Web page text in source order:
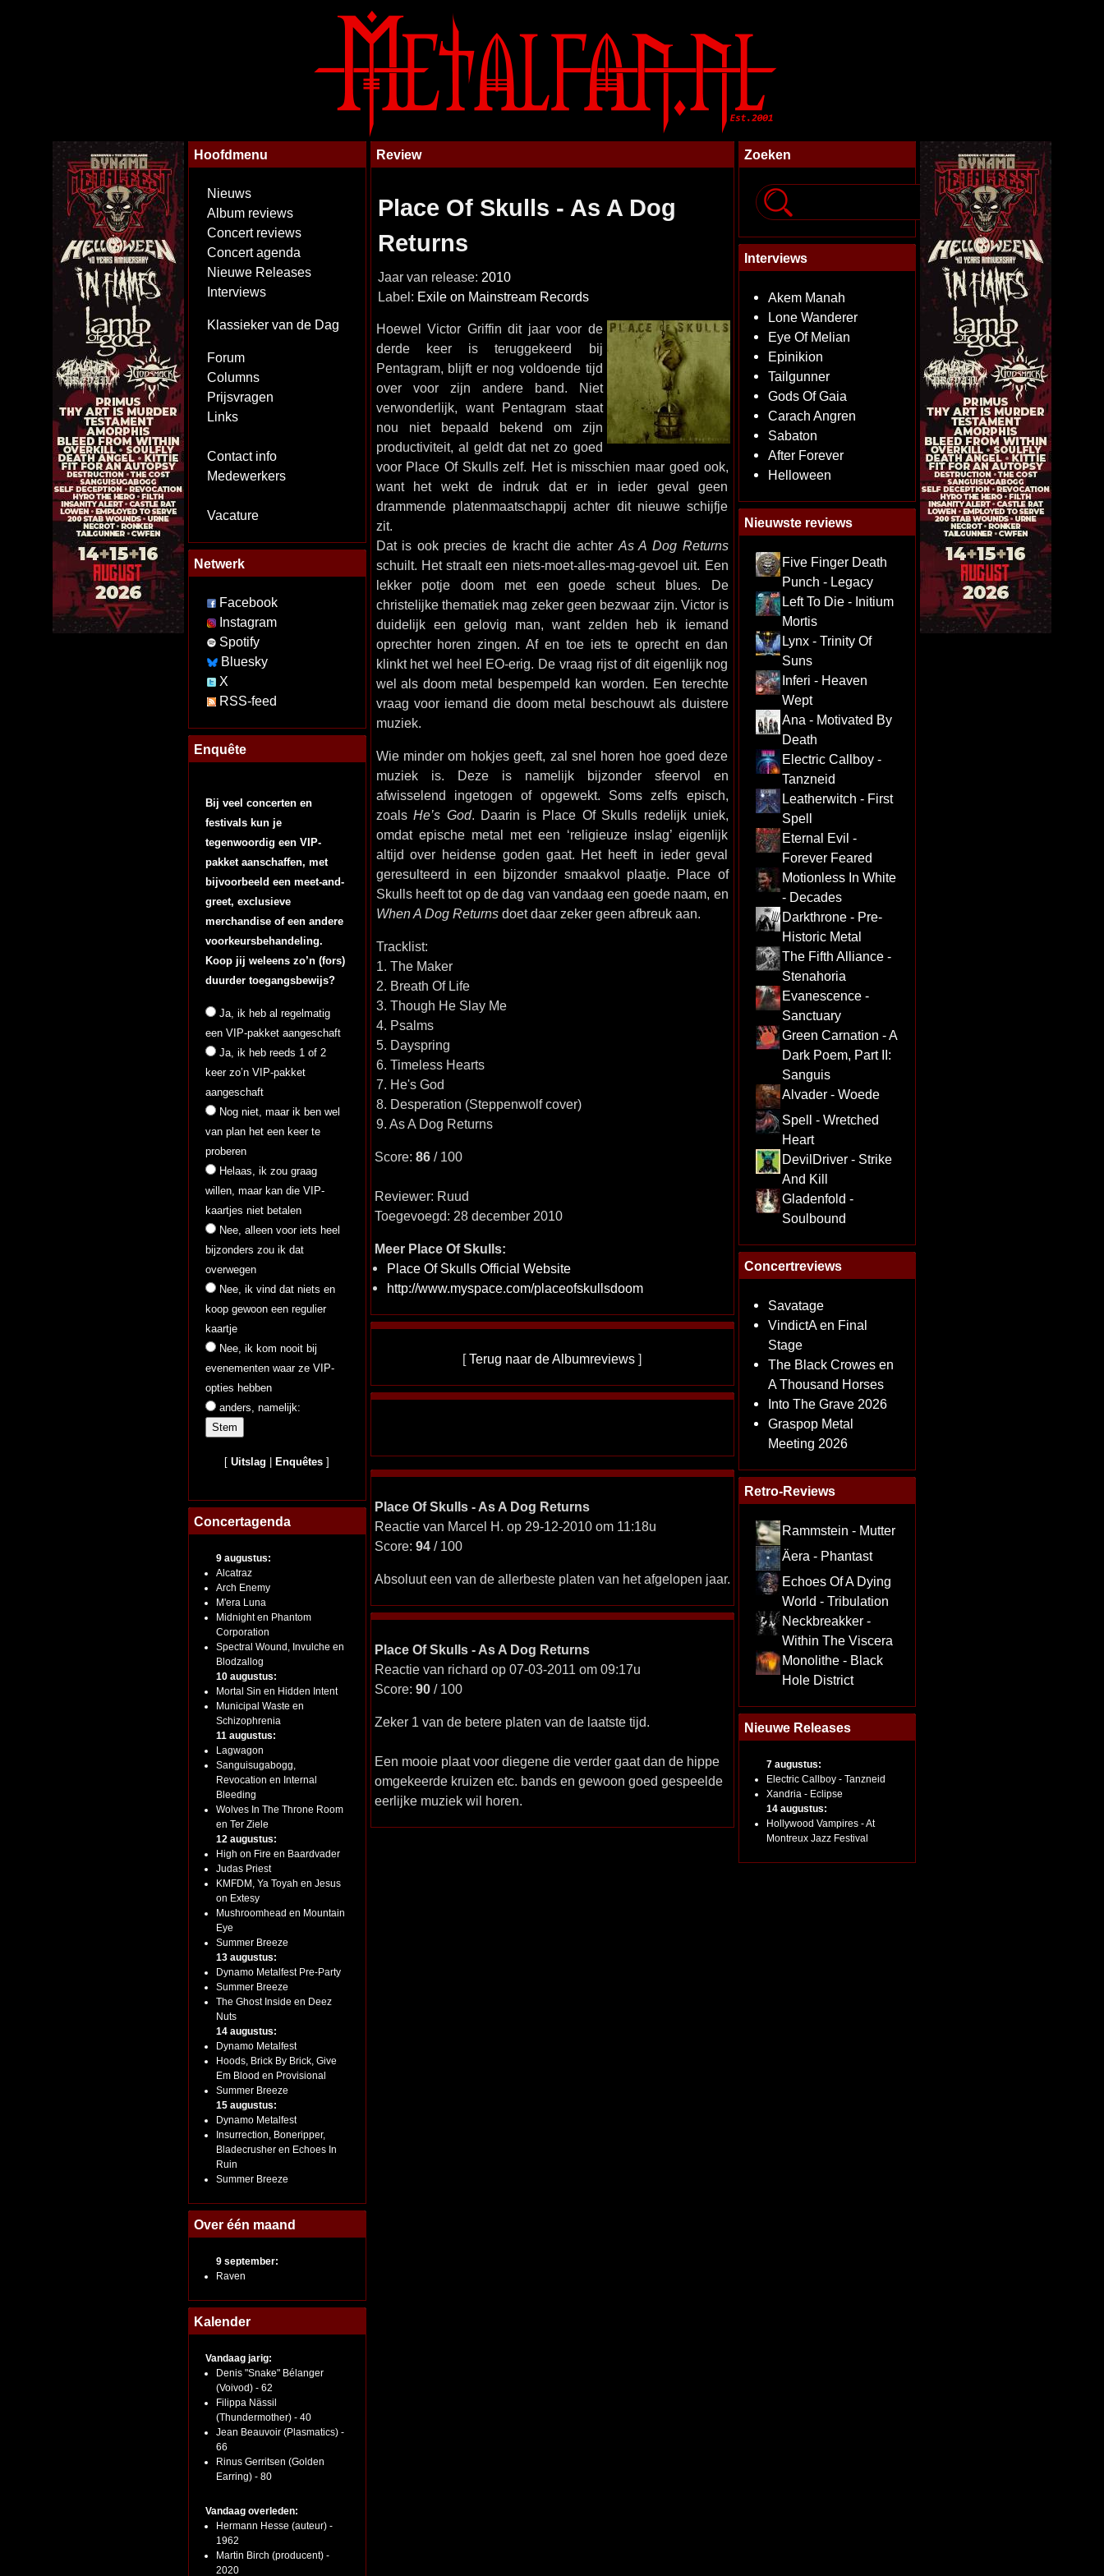
Hoofdmenu
Nieuws
Album reviews
Concert reviews
Concert agenda
Nieuwe Releases
Interviews
Klassieker van de Dag
Forum
Columns
Prijsvragen
Links
Contact info
Medewerkers
Vacature
Netwerk
Facebook
Instagram
Spotify
Bluesky
X
RSS-feed
Enquête
Bij veel concerten en
festivals kun je
tegenwoordig een VIP-
pakket aanschaffen, met
bijvoorbeeld een meet-and-
greet, exclusieve
merchandise of een andere
voorkeursbehandeling.
Koop jij weleens zo’n (fors)
duurder toegangsbewijs?
Ja, ik heb al regelmatig
een VIP-pakket aangeschaft
Ja, ik heb reeds 1 of 2
keer zo’n VIP-pakket
aangeschaft
Nog niet, maar ik ben wel
van plan het een keer te
proberen
Helaas, ik zou graag
willen, maar kan die VIP-
kaartjes niet betalen
Nee, alleen voor iets heel
bijzonders zou ik dat
overwegen
Nee, ik vind dat niets en
koop gewoon een regulier
kaartje
Nee, ik kom nooit bij
evenementen waar ze VIP-
opties hebben
anders, namelijk:
[Uitslag Enquêtes ]
Concertagenda
9 augustus:
Alcatraz
Arch Enemy
M'era Luna
Midnight en Phantom
Corporation
Spectral Wound, Invulche en
Blodzallog
10 augustus:
Mortal Sin en Hidden Intent
Municipal Waste en
Schizophrenia
11 augustus:
Lagwagon
Sanguisugabogg,
Revocation en Internal
Bleeding
Wolves In The Throne Room
en Ter Ziele
12 augustus:
High on Fire en Baardvader
Judas Priest
KMFDM, Ya Toyah en Jesus
on Extesy
Mushroomhead en Mountain
Eye
Summer Breeze
13 augustus:
Dynamo Metalfest Pre-Party
Summer Breeze
The Ghost Inside en Deez
Nuts
14 augustus:
Dynamo Metalfest
Hoods, Brick By Brick, Give
Em Blood en Provisional
Summer Breeze
15 augustus:
Dynamo Metalfest
Insurrection, Boneripper,
Bladecrusher en Echoes In
Ruin
Summer Breeze
Over één maand
9 september:
Raven
Kalender
Vandaag jarig:
Denis "Snake" Bélanger
(Voivod) - 62
Filippa Nässil
(Thundermother) - 40
Jean Beauvoir (Plasmatics) -
66
Rinus Gerritsen (Golden
Earring) - 80
Vandaag overleden:
Hermann Hesse (auteur) -
1962
Martin Birch (producent) -
2020
Review
Place Of Skulls - As A Dog
Returns
Jaar van release: 2010
Label: Exile on Mainstream Records
Hoewel Victor Griffin dit jaar voor de
derde keer is teruggekeerd bij
Pentagram, blijft er nog voldoende tijd
over voor zijn andere band. Niet
verwonderlijk, want Pentagram staat
nou niet bepaald bekend om zijn
productiviteit, al geldt dat net zo goed
voor Place Of Skulls zelf. Het is misschien maar goed ook,
want het wekt de indruk dat er in ieder geval geen
drammende platenmaatschappij achter dit nieuwe schijfje
zit.
Dat is ook precies de kracht die achter As A Dog Returns
schuilt. Het straalt een niets-moet-alles-mag-gevoel uit. Een
lekker potje doom met een goede scheut blues. De
christelijke thematiek mag zeker geen bezwaar zijn. Victor is
duidelijk een gelovig man, want zelden heb ik iemand
oprechter horen zingen. Af en toe iets te oprecht en dan
klinkt het wel heel EO-erig. De vraag rijst of dit eigenlijk nog
wel als doom metal bespempeld kan worden. Een terechte
vraag voor iemand die doom metal beschouwt als duistere
muziek.
Wie minder om hokjes geeft, zal snel horen hoe goed deze
muziek is. Deze is namelijk bijzonder sfeervol en
afwisselend ingetogen of opgewekt. Soms zelfs episch,
zoalsHe’s God. Daarin is Place Of Skulls redelijk uniek,
omdat epische metal met een ‘religieuze inslag’ eigenlijk
altijd over heidense goden gaat. Het heeft in ieder geval
geresulteerd in een bijzonder smaakvol plaatje. Place of
Skulls heeft tot op de dag van vandaag een goede naam, en
When A Dog Returnsdoet daar zeker geen afbreuk aan.
Tracklist:
1. The Maker
2. Breath Of Life
3. Though He Slay Me
4. Psalms
5. Dayspring
6. Timeless Hearts
7. He's God
8. Desperation (Steppenwolf cover)
9. As A Dog Returns
Score: 86/ 100
Reviewer: Ruud
Toegevoegd: 28 december 2010
Meer Place Of Skulls:
Place Of Skulls Official Website
http://www.myspace.com/placeofskullsdoom
[Terug naar de Albumreviews ]
Place Of Skulls - As A Dog Returns
Reactie van Marcel H. op 29-12-2010 om 11:18u
Score: 94/ 100
Absoluut een van de allerbeste platen van het afgelopen jaar.
Place Of Skulls - As A Dog Returns
Reactie van richard op 07-03-2011 om 09:17u
Score: 90/ 100
Zeker 1 van de betere platen van de laatste tijd.
Een mooie plaat voor diegene die verder gaat dan de hippe
omgekeerde kruizen etc. bands en gewoon goed gespeelde
eerlijke muziek wil horen.
Zoeken
Interviews
Akem Manah
Lone Wanderer
Eye Of Melian
Epinikion
Tailgunner
Gods Of Gaia
Carach Angren
Sabaton
After Forever
Helloween
Nieuwste reviews
Five Finger Death
Punch - Legacy
Left To Die - Initium
Mortis
Lynx - Trinity Of
Suns
Inferi - Heaven
Wept
Ana - Motivated By
Death
Electric Callboy -
Tanzneid
Leatherwitch - First
Spell
Eternal Evil -
Forever Feared
Motionless In White
- Decades
Darkthrone - Pre-
Historic Metal
The Fifth Alliance -
Stenahoria
Evanescence -
Sanctuary
Green Carnation - A
Dark Poem, Part II:
Sanguis
Alvader - Woede
Spell - Wretched
Heart
DevilDriver - Strike
And Kill
Gladenfold -
Soulbound
Concertreviews
Savatage
VindictA en Final
Stage
The Black Crowes en
A Thousand Horses
Into The Grave 2026
Graspop Metal
Meeting 2026
Retro-Reviews
Rammstein - Mutter
Äera - Phantast
Echoes Of A Dying
World - Tribulation
Neckbreakker -
Within The Viscera
Monolithe - Black
Hole District
Nieuwe Releases
7 augustus:
Electric Callboy - Tanzneid
Xandria - Eclipse
14 augustus:
Hollywood Vampires - At
Montreux Jazz Festival